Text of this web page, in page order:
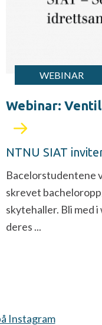
WEBINAR
Webinar:
NTNU SIAT
Bacelorstudentene
skrevet
skytehaller. Bli med
deres ...
Instagram